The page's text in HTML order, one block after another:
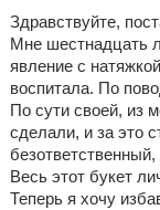
Здравствуйте,
Мне шестнадцать
явление с
воспитала. По
По сути своей, из
сделали, и за это
Весь этот букет
Теперь я хочу